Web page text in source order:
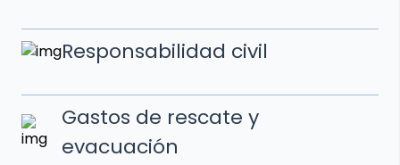
Responsabilidad civil
Gastos de rescate y
evacuación